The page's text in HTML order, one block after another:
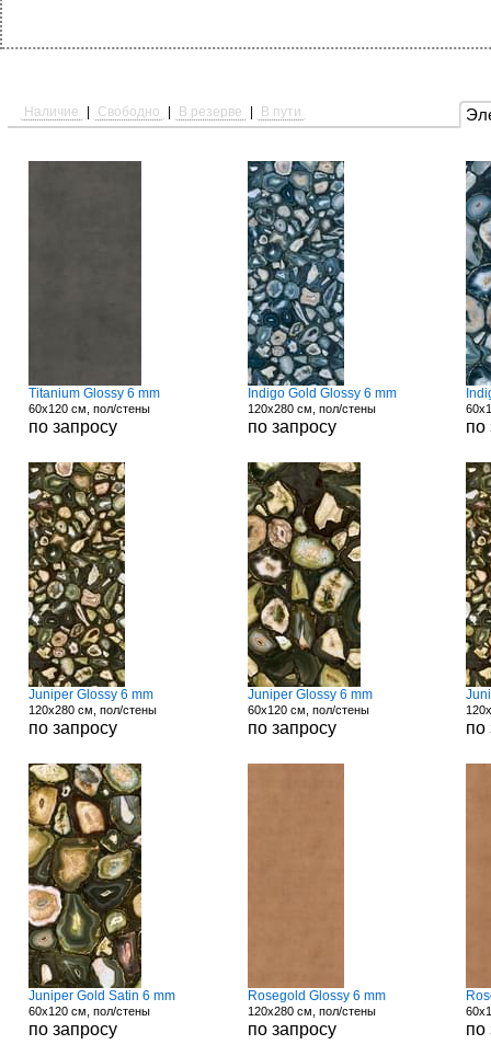
Наличие Свободно В резерве В пути
Titanium Glossy 6 mm
60x120 см, пол/стены
по запросу
Indigo Gold Glossy 6 mm
120x280 см, пол/стены
по запросу по
Juniper Glossy 6 mm
120x280 см, пол/стены
по запросу
Juniper Glossy 6 mm
60x120 см, пол/стены
по запросу по
Juniper Gold Satin 6 mm
60x120 см, пол/стены
по запросу
Rosegold Glossy 6 mm
120x280 см, пол/стены
по запросу по